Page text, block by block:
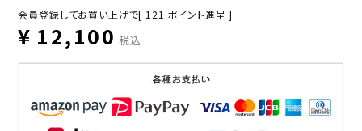
会員登録してお買い上げで[ 121 ポイント進呈 ]
¥ 12,100 税込